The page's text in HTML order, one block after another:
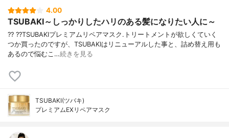
4.00
TSUBAKI～しっかりしたハリのある髪になりたい人に～
?? ??TSUBAKIプレミアムリペアマスク.トリートメントが欲しくていく
つか買ったのですが、TSUBAKIはリニューアルした事と、詰め替え用も
あるので悩むこ…続きを見る
TSUBAKI(ツバキ)
プレミアムEXリペアマスク